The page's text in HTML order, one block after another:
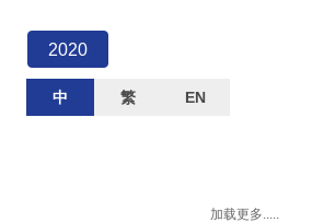
2020
中 繁 EN
加载更多.....